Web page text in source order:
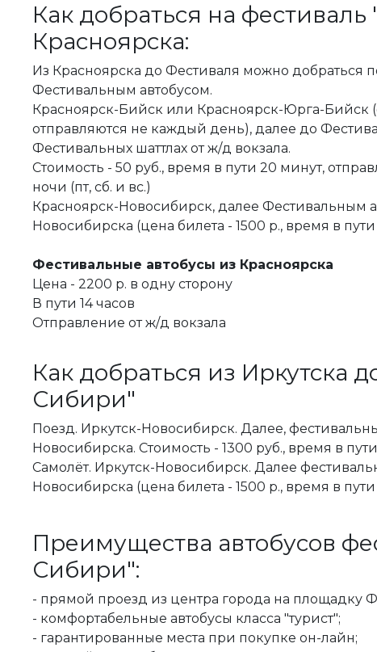
Как добраться на
Красноярска:
Из Красноярска до Фестиваля можно добраться
Фестивальным автобусом.
Красноярск-Бийск или Красноярск-Юрга-Бийск
отправляются не каждый день), далее до
Фестивальных шаттлах от ж/д вокзала.
Стоимость - 50 руб., время в пути 20 минут,
ночи (пт, сб. и вс.)
Красноярск-Новосибирск, далее Фестивальным
Новосибирска (цена билета - 1500 р., время в
Фестивальные автобусы из Красноярска
Цена - 2200 р. в одну сторону
В пути 14 часов
Отправление от ж/д вокзала
Как добраться из Иркутска
Сибири"
Поезд. Иркутск-Новосибирск. Далее,
Новосибирска. Стоимость - 1300 руб., время в
Самолёт. Иркутск-Новосибирск. Далее
Новосибирска (цена билета - 1500 р., время в
Преимущества автобусов
Сибири":
- прямой проезд из центра города на площадку
- комфортабельные автобусы класса "турист";
- гарантированные места при покупке он-лайн;